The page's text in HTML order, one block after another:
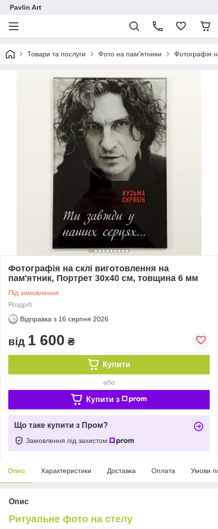
Pavlin Art
Товари та послуги Фото на пам'ятники Фотографія
Фотографія на склі виготовлення на
пам'ятник, Портрет 30х40 см, товщина 6 мм
Під замовлення
Роздріб
Відправка з 16 серпня 2026
від 1 600 ₴
Купити
або
Купити з
Що таке купити з Пром?
Замовлення під захистом
Опис Характеристики Доставка Оплата Умови
Опис
Ритуальне фото на стелу